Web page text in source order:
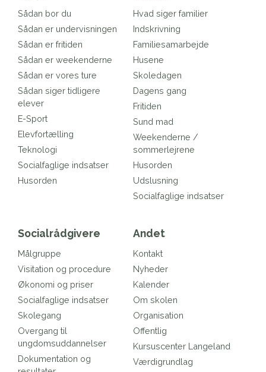
Sådan bor du
Sådan er undervisningen
Sådan er fritiden
Sådan er weekenderne
Sådan er vores ture
Sådan siger tidligere
elever
E-Sport
Elevfortælling
Teknologi
Socialfaglige indsatser
Husorden
Hvad siger familier
Indskrivning
Familiesamarbejde
Husene
Skoledagen
Dagens gang
Fritiden
Sund mad
Weekenderne /
sommerlejrene
Husorden
Udslusning
Socialfaglige indsatser
Socialrådgivere
Målgruppe
Visitation og procedure
Økonomi og priser
Socialfaglige indsatser
Skolegang
Overgang til
ungdomsuddannelser
Dokumentation og
Andet
Kontakt
Nyheder
Kalender
Om skolen
Organisation
Offentlig
Kursuscenter Langeland
Værdigrundlag